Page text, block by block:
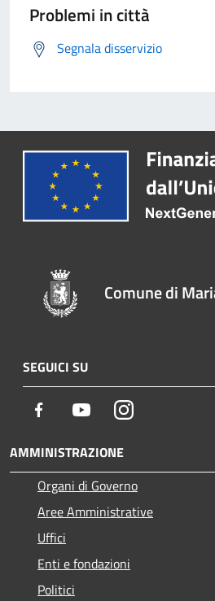
Problemi in città
Segnala disservizio
Comune di
SEGUICI SU
Facebook YoutubeInstagram
AMMINISTRAZIONE
Organi di Governo
Aree Amministrative
Uffici
Enti e fondazioni
Politici